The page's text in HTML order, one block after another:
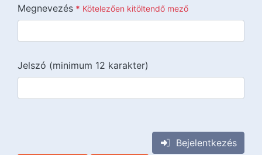
Megnevezés * Kötelezően kitöltendő mező
Jelszó (minimum 12 karakter)
Bejelentkezés